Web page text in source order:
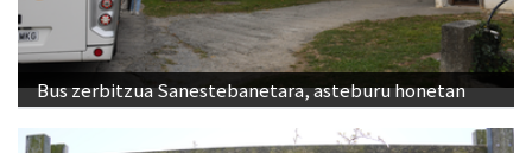
Bus zerbitzua Sanestebanetara, asteburu honetan